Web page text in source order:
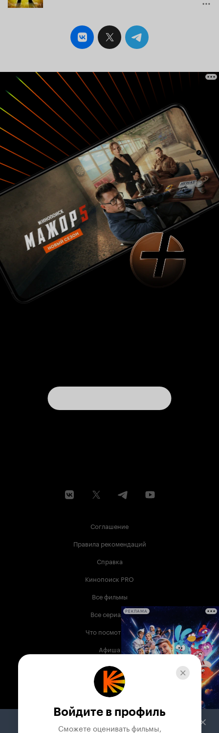
Соглашение
Правила рекомендаций
Справка
Кинопоиск PRO
Все фильмы
Все сериалы
Что посмотреть
Афиша
Музыка
Телепрограмма
Служба поддержки
РЕКЛАМА
Войдите в профиль
Сможете оценивать фильмы,